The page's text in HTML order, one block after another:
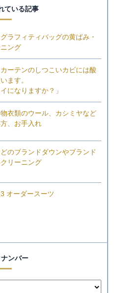
ている記事
ラフィティバッグの黄ばみ・
ニング
ーテンのしつこいカビには酸
ます。
になりますか？」
衣類のウール、カシミヤなど
、お手入れ
のブランドダウンやブランド
リーニング
オーダースーツ
ンバー